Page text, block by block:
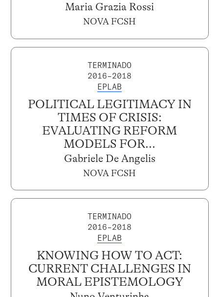
Maria Grazia Rossi
NOVA FCSH
TERMINADO
2016–2018
EPLAB
POLITICAL LEGITIMACY IN
TIMES OF CRISIS:
EVALUATING REFORM
MODELS FOR...
Gabriele De Angelis
NOVA FCSH
TERMINADO
2016–2018
EPLAB
KNOWING HOW TO ACT:
CURRENT CHALLENGES IN
MORAL EPISTEMOLOGY